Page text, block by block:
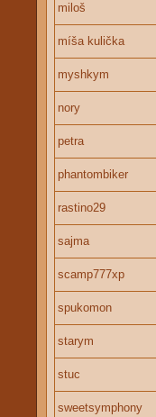
miloš
míša kulička
myshkym
nory
petra
phantombiker
rastino29
sajma
scamp777xp
spukomon
starym
stuc
sweetsymphony